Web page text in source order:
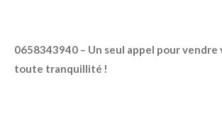
0658343940 – Un seul appel pour
toute tranquillité !